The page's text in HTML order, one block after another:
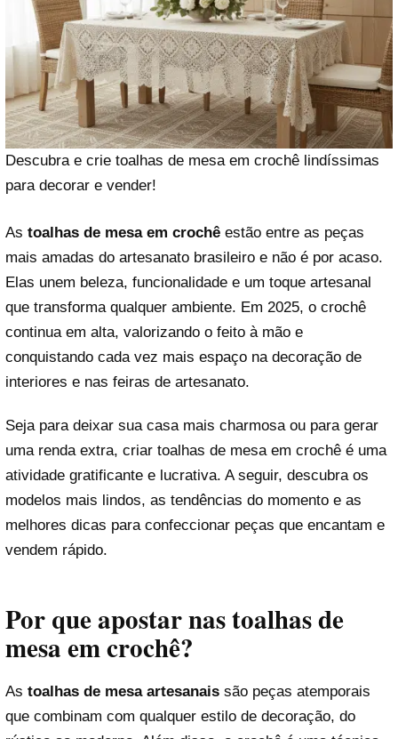
Descubra e crie toalhas de mesa em crochê lindíssimas
para decorar e vender!
As toalhas de mesa em crochê estão entre as peças
mais amadas do artesanato brasileiro e não é por acaso.
Elas unem beleza, funcionalidade e um toque artesanal
que transforma qualquer ambiente. Em 2025, o crochê
continua em alta, valorizando o feito à mão e
conquistando cada vez mais espaço na decoração de
interiores e nas feiras de artesanato.
Seja para deixar sua casa mais charmosa ou para gerar
uma renda extra, criar toalhas de mesa em crochê é uma
atividade gratificante e lucrativa. A seguir, descubra os
modelos mais lindos, as tendências do momento e as
melhores dicas para confeccionar peças que encantam e
vendem rápido.
Por que apostar nas toalhas de
mesa em crochê?
As toalhas de mesa artesanais são peças atemporais
que combinam com qualquer estilo de decoração, do